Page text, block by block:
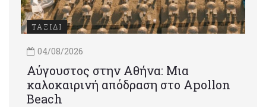
ΤΑΞΙΔΙ
04/08/2026
Αύγουστος στην Αθήνα: Μια
καλοκαιρινή απόδραση στο Apollon
Beach